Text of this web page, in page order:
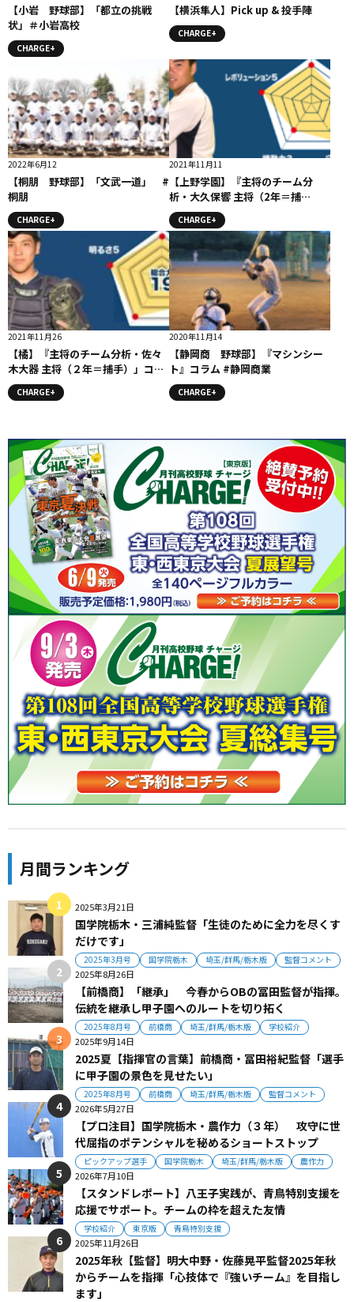
【小岩 野球部】「都立の挑戦
状」＃小岩高校
CHARGE+
【横浜隼人】Pick up & 投手陣
CHARGE+
2022年6月12
【桐朋 野球部】「文武一道」 #
桐朋
CHARGE+
2021年11月11
【上野学園】『主将のチーム分
析・大久保響 主将（2年＝捕
手）」コラム # 上野学園
CHARGE+
2021年11月26
【橘】『主将のチーム分析・佐々
木大器 主将（２年＝捕手）」コラ
ム # 橘
CHARGE+
2020年11月14
【静岡商 野球部】『マシンシー
ト』コラム #静岡商業
CHARGE+
月間ランキング
2025年3月21日
国学院栃木・三浦純監督「生徒のために全力を尽くす
だけです」
2025年3月号 国学院栃木 埼玉/群馬/栃木版 監督コメント
2025年8月26日
【前橋商】「継承」 今春からOBの冨田監督が指揮。
伝統を継承し甲子園へのルートを切り拓く
2025年8月号 前橋商 埼玉/群馬/栃木版 学校紹介
2025年9月14日
2025夏【指揮官の言葉】前橋商・冨田裕紀監督「選手
に甲子園の景色を見せたい」
2025年8月号 前橋商 埼玉/群馬/栃木版 監督コメント
2026年5月27日
【プロ注目】国学院栃木・農作力（３年） 攻守に世
代屈指のポテンシャルを秘めるショートストップ
ピックアップ選手 国学院栃木 埼玉/群馬/栃木版 農作力
2026年7月10日
【スタンドレポート】八王子実践が、青鳥特別支援を
応援でサポート。チームの枠を超えた友情
学校紹介 東京版 青鳥特別支援
2025年11月26日
2025年秋【監督】明大中野・佐藤晃平監督2025年秋
からチームを指揮「心技体で『強いチーム』を目指し
ます」